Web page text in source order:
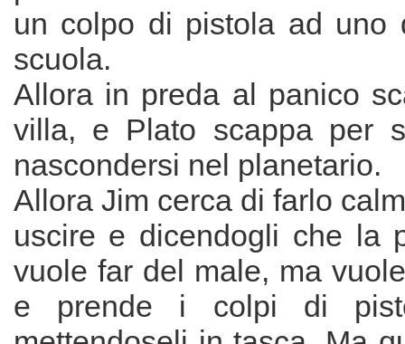
un colpo di pistola ad uno
scuola.
Allora in preda al panico
villa, e Plato scappa per
nascondersi nel planetario.
Allora Jim cerca di farlo
uscire e dicendogli che la
vuole far del male, ma
e prende i colpi di